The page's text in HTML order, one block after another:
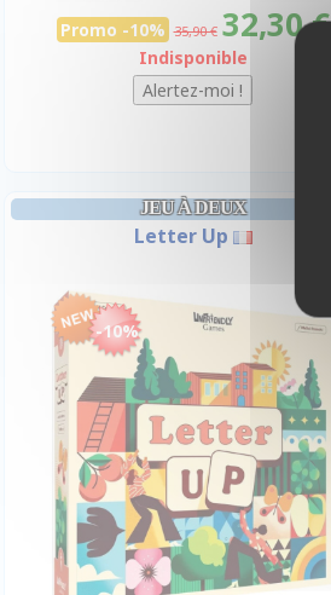
Promo -10% 35,90 € 32,30 €
Indisponible
JEU À DEUX
Letter Up
-10%